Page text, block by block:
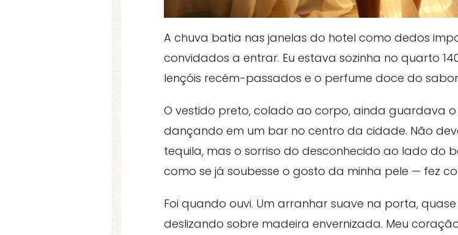
A chuva batia nas janelas do hotel como dedos
convidados a entrar. Eu estava sozinha no quarto
lençóis recém-passados e o perfume doce do
O vestido preto, colado ao corpo, ainda guardava
dançando em um bar no centro da cidade. Não
tequila, mas o sorriso do desconhecido ao lado do
como se já soubesse o gosto da minha pele — fez
Foi quando ouvi. Um arranhar suave na porta,
deslizando sobre madeira envernizada. Meu